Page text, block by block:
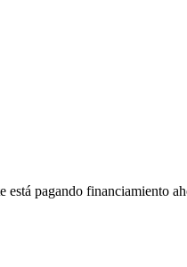
pagando financiamiento